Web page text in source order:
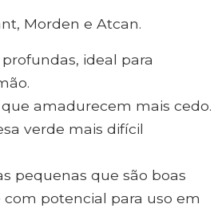
Morden e Atcan.
ideal para
amadurecem mais cedo.
verde mais difícil
pequenas que são boas
potencial para uso em